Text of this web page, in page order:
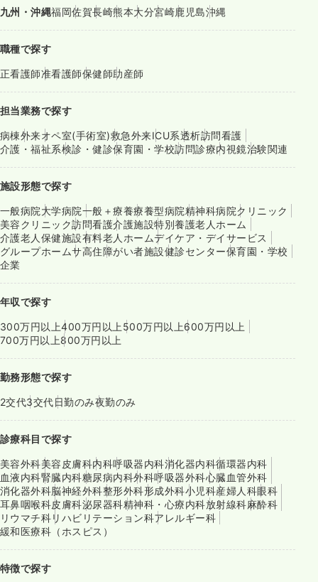
九州・沖縄福岡佐賀長崎熊本大分宮崎鹿児島沖縄
職種で探す
正看護師准看護師保健師助産師
担当業務で探す
病棟外来オペ室(手術室)救急外来ICU系透析訪問看護
介護・福祉系検診・健診保育園・学校訪問診療内視鏡治験関連
施設形態で探す
一般病院大学病院一般＋療養療養型病院精神科病院クリニック
美容クリニック訪問看護介護施設特別養護老人ホーム
介護老人保健施設有料老人ホームデイケア・デイサービス
グループホームサ高住障がい者施設健診センター保育園・学校
企業
年収で探す
300万円以上400万円以上 500万円以上600万円以上
700万円以上800万円以上
勤務形態で探す
2交代3交代日勤のみ夜勤のみ
診療科目で探す
美容外科美容皮膚科内科呼吸器内科消化器内科循環器内科
血液内科腎臓内科糖尿病内科外科呼吸器外科心臓血管外科
消化器外科脳神経外科整形外科形成外科小児科産婦人科眼科
耳鼻咽喉科皮膚科泌尿器科精神科・心療内科放射線科麻酔科
リウマチ科リハビリテーション科アレルギー科
緩和医療科（ホスピス）
特徴で探す